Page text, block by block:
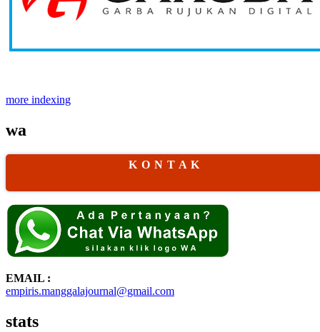
more indexing
wa
K O N T A K
EMAIL :
empiris.manggalajournal@gmail.com
stats